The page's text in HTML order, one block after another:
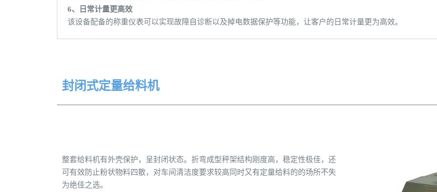
6、日常计量更高效
该设备配备的称重仪表可以实现故障自诊断以及掉电数据保护等功能，让客户的日常计量更为高效。
封闭式定量给料机
整套给料机有外壳保护，呈封闭状态。折弯成型秤架结构刚度高，稳定性极佳，还
可有效防止粉状物料四散，对车间清洁度要求较高同时又有定量给料的的场所不失
为绝佳之选。